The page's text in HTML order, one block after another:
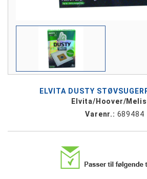
ELVITA DUSTY
Elvita/Hoover/
Varenr.: 689484